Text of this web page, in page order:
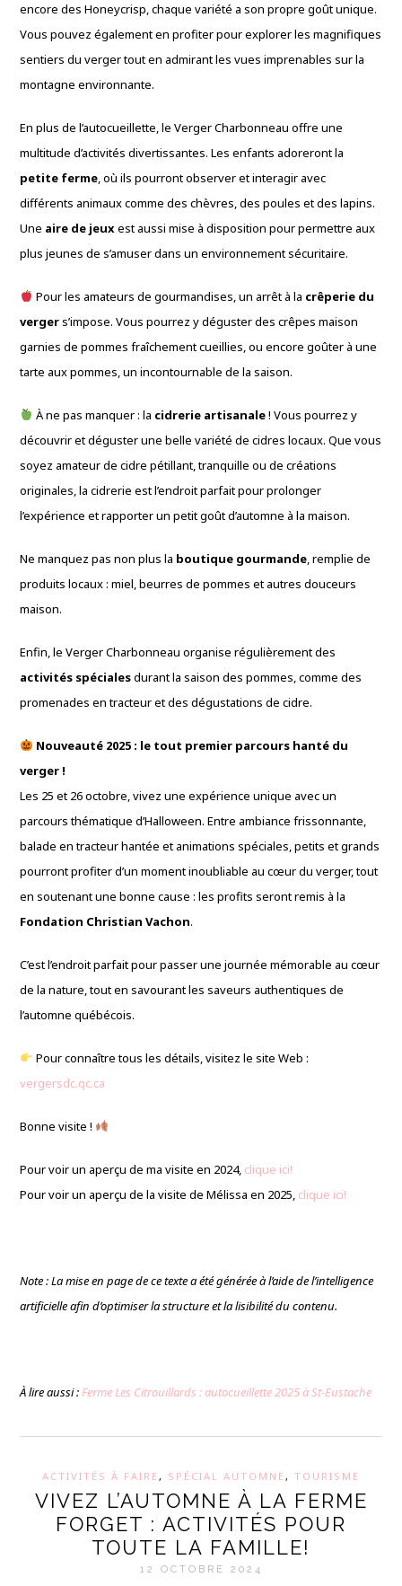
encore des Honeycrisp, chaque variété a son propre goût unique.
Vous pouvez également en profiter pour explorer les magnifiques
sentiers du verger tout en admirant les vues imprenables sur la
montagne environnante.
En plus de l’autocueillette, le Verger Charbonneau offre une
multitude d’activités divertissantes. Les enfants adoreront la
petite ferme, où ils pourront observer et interagir avec
différents animaux comme des chèvres, des poules et des lapins.
Une aire de jeuxest aussi mise à disposition pour permettre aux
plus jeunes de s’amuser dans un environnement sécuritaire.
Pour les amateurs de gourmandises, un arrêt à la crêperie du
vergers’impose. Vous pourrez y déguster des crêpes maison
garnies de pommes fraîchement cueillies, ou encore goûter à une
tarte aux pommes, un incontournable de la saison.
À ne pas manquer : la cidrerie artisanale! Vous pourrez y
découvrir et déguster une belle variété de cidres locaux. Que vous
soyez amateur de cidre pétillant, tranquille ou de créations
originales, la cidrerie est l’endroit parfait pour prolonger
l’expérience et rapporter un petit goût d’automne à la maison.
Ne manquez pas non plus la boutique gourmande, remplie de
produits locaux : miel, beurres de pommes et autres douceurs
maison.
Enfin, le Verger Charbonneau organise régulièrement des
activités spécialesdurant la saison des pommes, comme des
promenades en tracteur et des dégustations de cidre.
Nouveauté 2025 : le tout premier parcours hanté du
verger !
Les 25 et 26 octobre, vivez une expérience unique avec un
parcours thématique d’Halloween. Entre ambiance frissonnante,
balade en tracteur hantée et animations spéciales, petits et grands
pourront profiter d’un moment inoubliable au cœur du verger, tout
en soutenant une bonne cause : les profits seront remis à la
Fondation Christian Vachon.
C’est l’endroit parfait pour passer une journée mémorable au cœur
de la nature, tout en savourant les saveurs authentiques de
l’automne québécois.
Pour connaître tous les détails, visitez le site Web :
vergersdc.qc.ca
Bonne visite !
Pour voir un aperçu de ma visite en 2024, clique ici!
Pour voir un aperçu de la visite de Mélissa en 2025, clique ici!
Note : La mise en page de ce texte a été générée à l’aide de l’intelligence
artificielle afin d’optimiser la structure et la lisibilité du contenu.
À lire aussi :Ferme Les Citrouillards : autocueillette 2025 à St-Eustache
ACTIVITÉS À FAIRE, SPÉCIAL AUTOMNE, TOURISME
VIVEZ L’AUTOMNE À LA FERME
FORGET : ACTIVITÉS POUR
TOUTE LA FAMILLE!
12 OCTOBRE 2024